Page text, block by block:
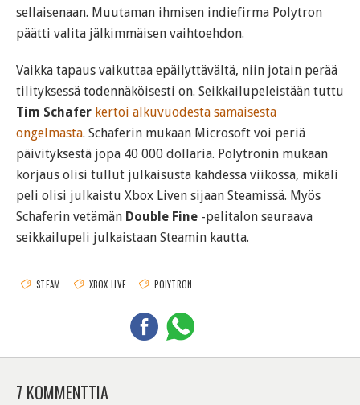
sellaisenaan. Muutaman ihmisen indiefirma Polytron
päätti valita jälkimmäisen vaihtoehdon.
Vaikka tapaus vaikuttaa epäilyttävältä, niin jotain perää
tilityksessä todennäköisesti on. Seikkailupeleistään tuttu
Tim Schafer kertoi alkuvuodesta samaisesta
ongelmasta. Schaferin mukaan Microsoft voi periä
päivityksestä jopa 40 000 dollaria. Polytronin mukaan
korjaus olisi tullut julkaisusta kahdessa viikossa, mikäli
peli olisi julkaistu Xbox Liven sijaan Steamissä. Myös
Schaferin vetämän Double Fine -pelitalon seuraava
seikkailupeli julkaistaan Steamin kautta.
STEAM XBOX LIVE POLYTRON
7 KOMMENTTIA